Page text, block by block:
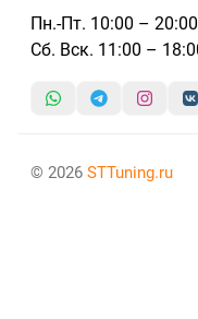
Пн.-Пт. 10:00 – 20:00
Сб. Вск. 11:00 –
© 2026 STTuning.ru